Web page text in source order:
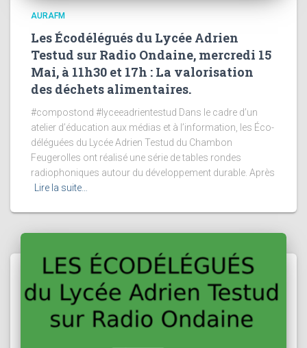
AURAFM
Les Écodélégués du Lycée Adrien
Testud sur Radio Ondaine, mercredi 15
Mai, à 11h30 et 17h : La valorisation
des déchets alimentaires.
#compostond #lyceeadrientestud Dans le cadre d’un
atelier d’éducation aux médias et à l’information, les Éco-
déléguées du Lycée Adrien Testud du Chambon
Feugerolles ont réalisé une série de tables rondes
radiophoniques autour du développement durable. Après
Lire la suite…